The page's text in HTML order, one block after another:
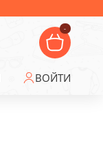
-
ВОЙТИ